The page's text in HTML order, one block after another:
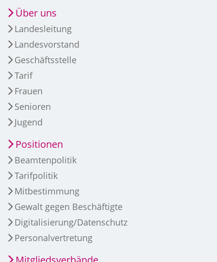
Über uns
Landesleitung
Landesvorstand
Geschäftsstelle
Tarif
Frauen
Senioren
Jugend
Positionen
Beamtenpolitik
Tarifpolitik
Mitbestimmung
Gewalt gegen Beschäftigte
Digitalisierung/Datenschutz
Personalvertretung